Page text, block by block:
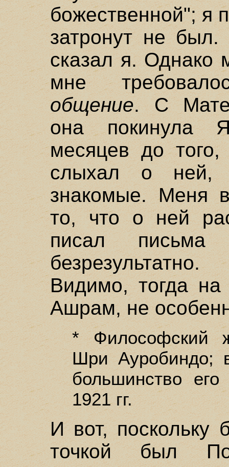
божественной"; я
затронут не
сказал я. Однако
мне
общение. С
она покинула
месяцев до
слыхал о
знакомые. Меня
то, что о ней
писал
Видимо, тогда
Ашрам, не
* Философский
Шри Ауробиндо;
большинство
1921 гг.
И вот,
точкой был